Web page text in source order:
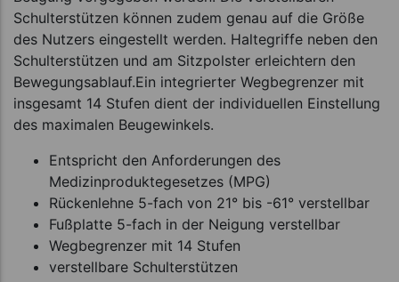
Schulterstützen können zudem genau auf die Größe
des Nutzers eingestellt werden. Haltegriffe neben den
Schulterstützen und am Sitzpolster erleichtern den
Bewegungsablauf.Ein integrierter Wegbegrenzer mit
insgesamt 14 Stufen dient der individuellen Einstellung
des maximalen Beugewinkels.
Entspricht den Anforderungen des
Medizinproduktegesetzes (MPG)
Rückenlehne 5-fach von 21° bis -61° verstellbar
Fußplatte 5-fach in der Neigung verstellbar
Wegbegrenzer mit 14 Stufen
verstellbare Schulterstützen